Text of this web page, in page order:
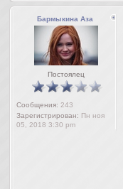
Бармыкина Аза
Постоялец
Сообщения: 243
Зарегистрирован: Пн ноя
05, 2018 3:30 pm